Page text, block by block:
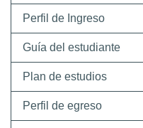
Perfil de Ingreso
Guía del estudiante
Plan de estudios
Perfil de egreso